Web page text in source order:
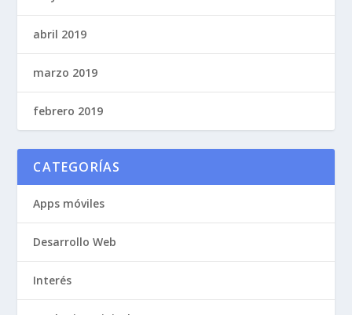
abril 2019
marzo 2019
febrero 2019
CATEGORÍAS
Apps móviles
Desarrollo Web
Interés